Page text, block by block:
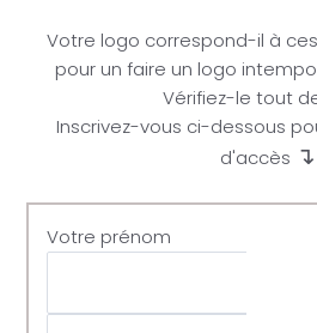
Votre logo correspond-il à
pour un faire un logo
Vérifiez-le tout
Inscrivez-vous ci-dessous
d'accès ↴
Votre prénom